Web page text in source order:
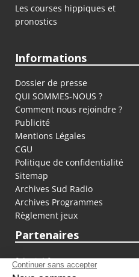
Les courses hippiques et
pronostics
Informations
Dossier de presse
QUI SOMMES-NOUS ?
Comment nous rejoindre ?
Publicité
Mentions Légales
CGU
Politique de confidentialité
Sitemap
Archives Sud Radio
Archives Programmes
Règlement jeux
Partenaires
fiducial.fr